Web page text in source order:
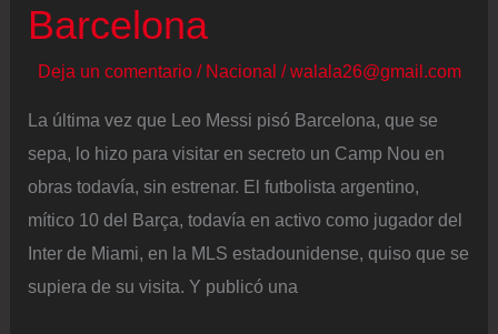
Barcelona
Deja un comentario / Nacional /walala26@gmail.com
La última vez que Leo Messi pisó Barcelona, que se
sepa, lo hizo para visitar en secreto un Camp Nou en
obras todavía, sin estrenar. El futbolista argentino,
mítico 10 del Barça, todavía en activo como jugador del
Inter de Miami, en la MLS estadounidense, quiso que se
supiera de su visita. Y publicó una